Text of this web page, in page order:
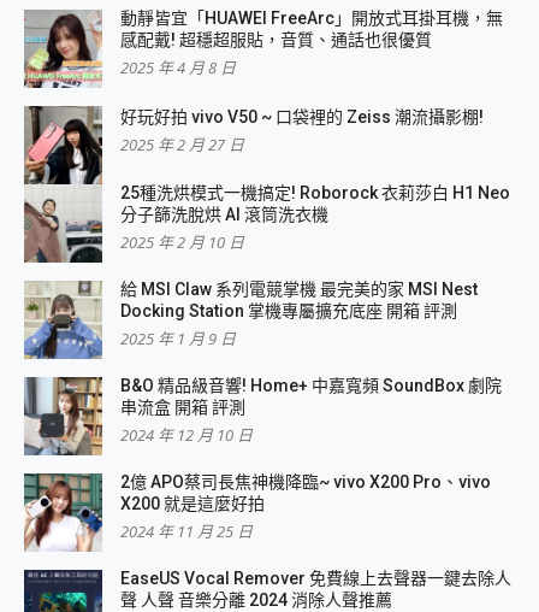
動靜皆宜「HUAWEI FreeArc」開放式耳掛耳機，無
感配戴! 超穩超服貼，音質、通話也很優質
2025 年 4 月 8 日
好玩好拍 vivo V50 ~ 口袋裡的 Zeiss 潮流攝影棚!
2025 年 2 月 27 日
25種洗烘模式一機搞定! Roborock 衣莉莎白 H1 Neo
分子篩洗脫烘 AI 滾筒洗衣機
2025 年 2 月 10 日
給 MSI Claw 系列電競掌機 最完美的家 MSI Nest
Docking Station 掌機專屬擴充底座 開箱 評測
2025 年 1 月 9 日
B&O 精品級音響! Home+ 中嘉寬頻 SoundBox 劇院
串流盒 開箱 評測
2024 年 12 月 10 日
2億 APO蔡司長焦神機降臨~ vivo X200 Pro、vivo
X200 就是這麼好拍
2024 年 11 月 25 日
EaseUS Vocal Remover 免費線上去聲器一鍵去除人
聲 人聲 音樂分離 2024 消除人聲推薦